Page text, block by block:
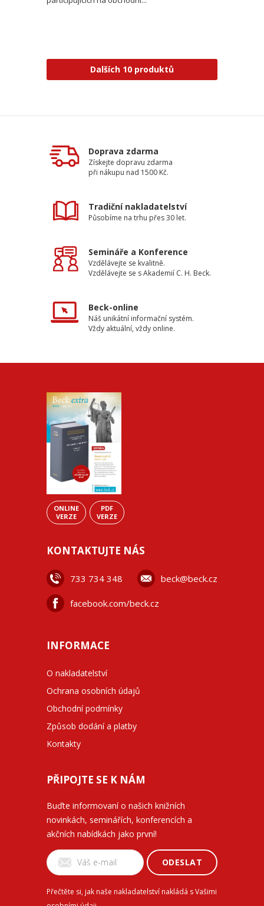
Dalších 10 produktů
Doprava zdarma
Získejte dopravu zdarma
při nákupu nad 1500 Kč.
Tradiční nakladatelství
Působíme na trhu přes 30 let.
Semináře a Konference
Vzdělávejte se kvalitně.
Vzdělávejte se s Akademií C. H. Beck.
Beck-online
Náš unikátní informační systém.
Vždy aktuální, vždy online.
ONLINE
VERZE
PDF
VERZE
KONTAKTUJTE NÁS
733 734 348 beck@beck.cz
facebook.com/beck.cz
INFORMACE
O nakladatelství
Ochrana osobních údajů
Obchodní podmínky
Způsob dodání a platby
Kontakty
PŘIPOJTE SE K NÁM
Buďte informovaní o našich knižních
novinkách, seminářích, konferencích a
akčních nabídkách jako první!
ODESLAT
Přečtěte si, jak naše nakladatelství nakládá s Vašimi